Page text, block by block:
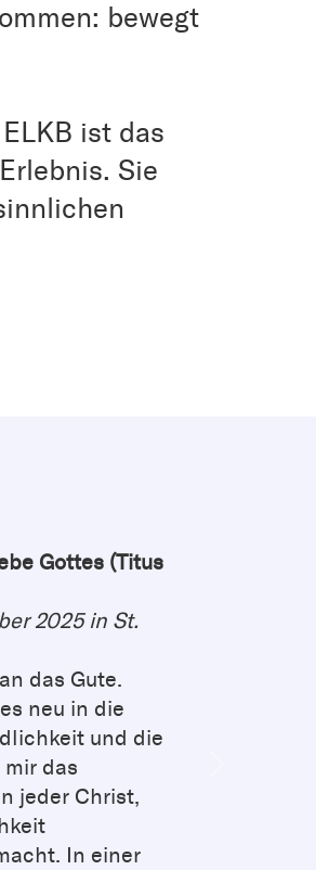
bewegt
ist das
Sie
Gottes (Titus
2025 in St.
das Gute.
neu in die
und die
das
jeder Christ,
In einer